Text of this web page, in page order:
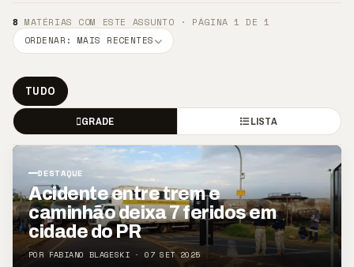
8 MATÉRIAS COM ESTE ASSUNTO · PÁGINA 1 DE 1
ORDENAR: MAIS RECENTES
TUDO
GRADE LISTA
DESTAQUE
Acidente entre trem e
caminhão deixa 7 feridos em
cidade do PR
POR FABIANO BLAGESKI · 07 SET 2025